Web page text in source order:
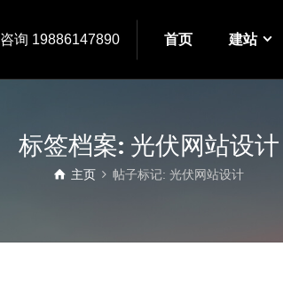
咨询 19886147890 首页 建站
标签档案: 光伏网站设计
主页 帖子标记: 光伏网站设计